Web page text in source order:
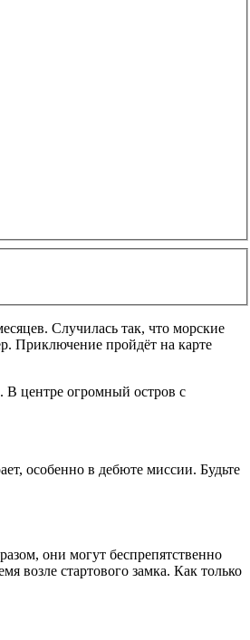
Случилась так, что морские
Приключение пройдёт на карте
В центре огромный остров с
особенно в дебюте миссии. Будьте
они могут беспрепятственно
возле стартового замка. Как только